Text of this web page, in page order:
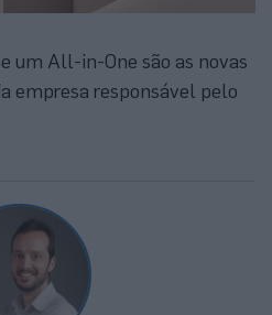
um All-in-One são as novas
empresa responsável pelo